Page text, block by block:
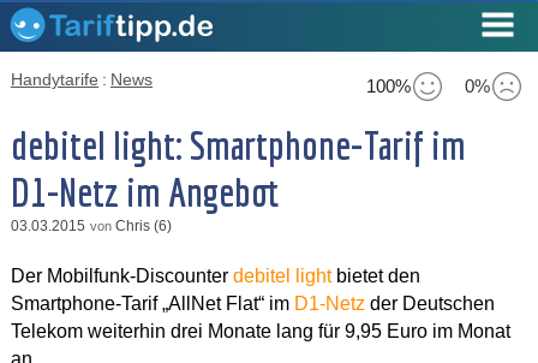
100% 0%
Handytarife : News
debitel light: Smartphone-Tarif im
D1-Netz im Angebot
03.03.2015 von Chris (6)
Der Mobilfunk-Discounter debitel lightbietet den
Smartphone-Tarif „AllNet Flat“ im D1-Netz der Deutschen
Telekom weiterhin drei Monate lang für 9,95 Euro im Monat
an.